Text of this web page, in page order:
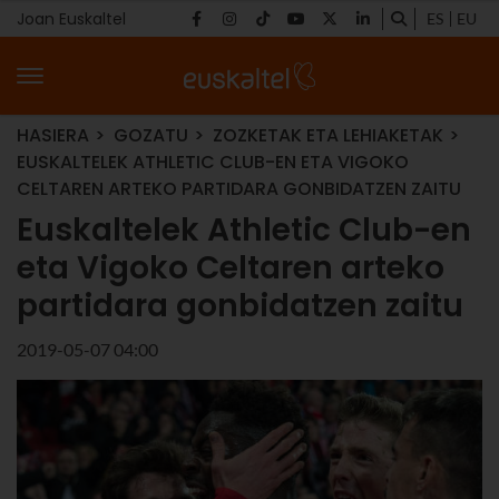
Joan Euskaltel ES EU
HASIERA GOZATU
ZOZKETAK ETA LEHIAKETAK
EUSKALTELEK ATHLETIC CLUB-EN ETA VIGOKO
CELTAREN ARTEKO PARTIDARA GONBIDATZEN ZAITU
Euskaltelek Athletic Club-en
eta Vigoko Celtaren arteko
partidara gonbidatzen zaitu
2019-05-07 04:00